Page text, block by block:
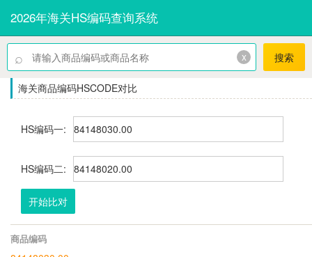
2026年海关HS编码查询系统
⌕ x 搜索
海关商品编码HSCODE对比
HS编码一:
HS编码二:
开始比对
商品编码